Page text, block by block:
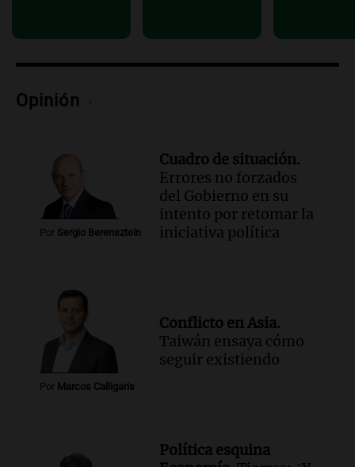
Comienza el Cuarto Festival de
homenaje al maestro Pelli
Episodios
Opinión
Por Sergio Berensztein
Cuadro de situación.
Errores no forzados
del Gobierno en su
intento por retomar la
iniciativa política
Por Marcos Calligaris
Conflicto en Asia.
Taiwán ensaya cómo
seguir existiendo
Política esquina